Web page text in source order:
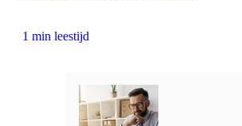
1 min leestijd